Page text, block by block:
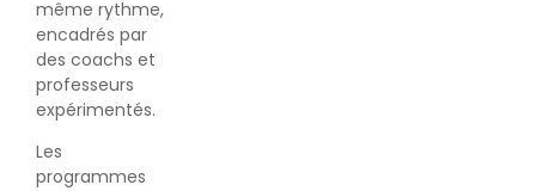
même rythme,
encadrés par
des coachs et
professeurs
expérimentés.
Les
programmes